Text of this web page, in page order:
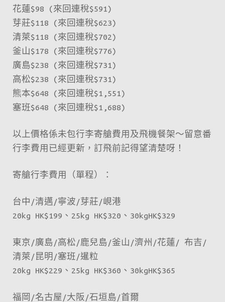
花蓮$98 (來回連稅$591)
芽莊$118 (來回連稅$623)
清萊$118 (來回連稅$702)
釜山$178 (來回連稅$776)
廣島$238 (來回連稅$731)
高松$238 (來回連稅$731)
熊本$648 (來回連稅$1,551)
塞班$648 (來回連稅$1,688)
以上價格係未包行李寄艙費用及飛機餐架～留意番
行李費用已經更新，訂飛前記得望清楚呀！
寄艙行李費用（單程）：
台中/清邁/寧波/芽莊/峴港
20kg HK$199、25kg HK$320、30kgHK$329
東京/廣島/高松/鹿兒島/釜山/濟州/花蓮/ 布吉/
清萊/昆明/塞班/暹粒
20kg HK$229、25kg HK$360、30kgHK$365
福岡/名古屋/大阪/石垣島/首爾